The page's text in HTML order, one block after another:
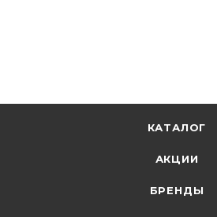
КАТАЛОГ
АКЦИИ
БРЕНДЫ